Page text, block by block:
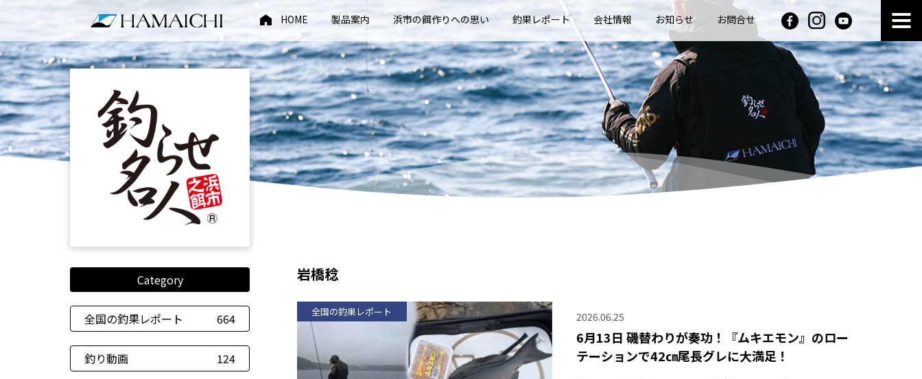
HOME 製品案内 浜市の餌作りへの思い 釣果レポート 会社情報 お知らせ お問合せ
Category
全国の釣果レポート 664
釣り動画 124
岩橋稔
全国の釣果レポート 2026.06.25
6月13日 磯替わりが奏功！『ムキエモン』のロー
テーションで42㎝尾長グレに大満足！